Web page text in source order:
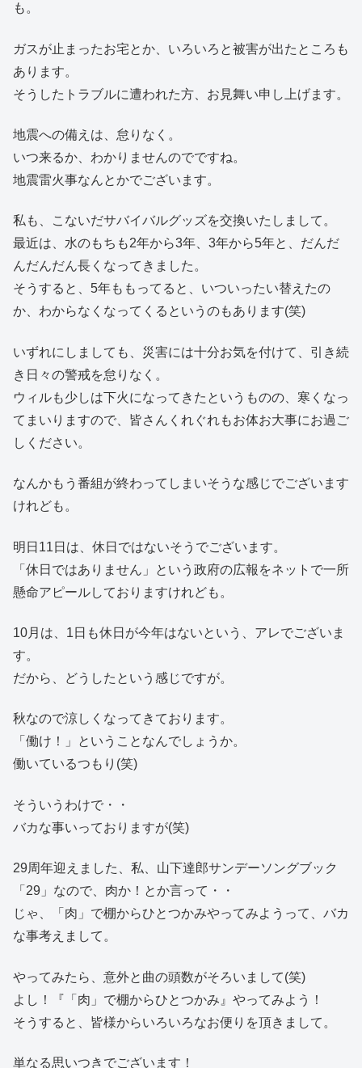
も。
ガスが止まったお宅とか、いろいろと被害が出たところも
あります。
そうしたトラブルに遭われた方、お見舞い申し上げます。
地震への備えは、怠りなく。
いつ来るか、わかりませんのでですね。
地震雷火事なんとかでございます。
私も、こないだサバイバルグッズを交換いたしまして。
最近は、水のもちも2年から3年、3年から5年と、だんだ
んだんだん長くなってきました。
そうすると、5年ももってると、いついったい替えたの
か、わからなくなってくるというのもあります(笑)
いずれにしましても、災害には十分お気を付けて、引き続
き日々の警戒を怠りなく。
ウィルも少しは下火になってきたというものの、寒くなっ
てまいりますので、皆さんくれぐれもお体お大事にお過ご
しください。
なんかもう番組が終わってしまいそうな感じでございます
けれども。
明日11日は、休日ではないそうでございます。
「休日ではありません」という政府の広報をネットで一所
懸命アピールしておりますけれども。
10月は、1日も休日が今年はないという、アレでございま
す。
だから、どうしたという感じですが。
秋なので涼しくなってきております。
「働け！」ということなんでしょうか。
働いているつもり(笑)
そういうわけで・・
バカな事いっておりますが(笑)
29周年迎えました、私、山下達郎サンデーソングブック
「29」なので、肉か！とか言って・・
じゃ、「肉」で棚からひとつかみやってみようって、バカ
な事考えまして。
やってみたら、意外と曲の頭数がそろいまして(笑)
よし！『「肉」で棚からひとつかみ』やってみよう！
そうすると、皆様からいろいろなお便りを頂きまして。
単なる思いつきでございます！